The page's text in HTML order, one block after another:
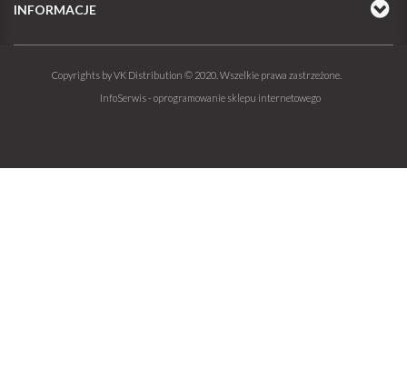
INFORMACJE
Copyrights by VK Distribution © 2020. Wszelkie prawa zastrzeżone.
InfoSerwis- oprogramowanie sklepu internetowego